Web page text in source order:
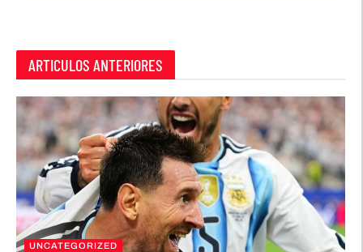
ARTICULOS ANTERIORES
UNCATEGORIZED